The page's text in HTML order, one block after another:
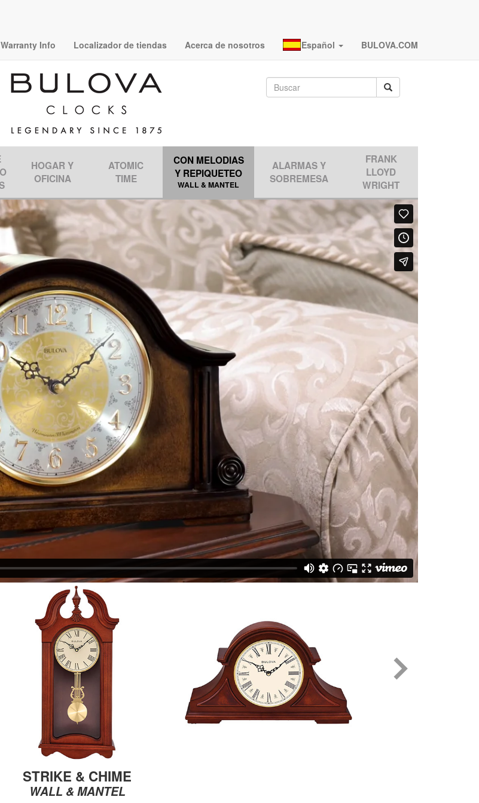
Warranty Info Localizador de tiendas Acerca de nosotros Español BULOVA.COM
HOGAR Y
OFICINA
ATOMIC
TIME
CON MELODIAS
Y REPIQUETEO
WALL & MANTEL
ALARMAS Y
SOBREMESA
FRANK
LLOYD
WRIGHT
STRIKE & CHIME
WALL & MANTEL